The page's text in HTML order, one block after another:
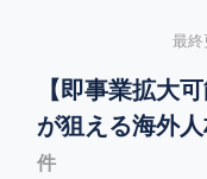
最
【即事業拡大
が狙える海外人
件